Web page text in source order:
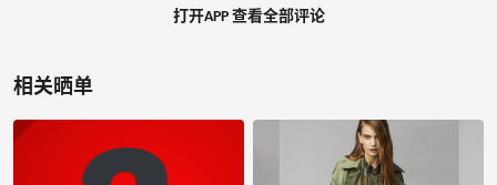
打开APP 查看全部评论
相关晒单